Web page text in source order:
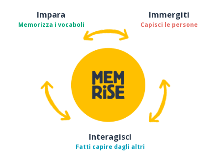
Impara
Memorizza i vocaboli
Immergiti
Capisci le persone
Interagisci
Fatti capire dagli altri